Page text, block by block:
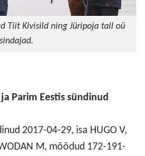
Tiit Kivisild ning Jüripoja tall oü
Parim Eestis sündinud
2017-04-29, isa HUGO V,
M, mõõdud 172-191-